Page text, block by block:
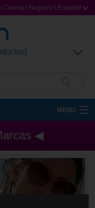
Cuenta Registro Español
MENU
◀